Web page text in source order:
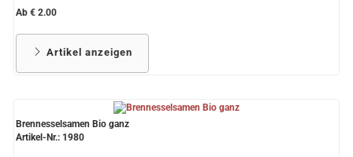
Ab € 2.00
Artikel anzeigen
Brennesselsamen Bio ganz
Artikel-Nr.: 1980